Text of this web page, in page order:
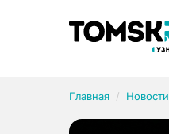
Главная Новости
Рубрики